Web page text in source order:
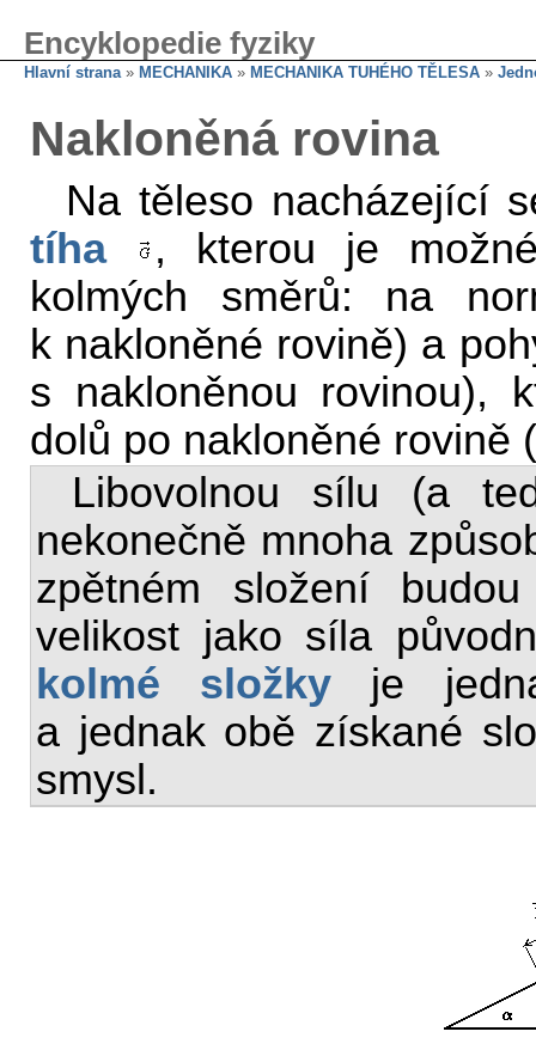
Encyklopedie fyziky
Hlavní strana» MECHANIKA » MECHANIKA TUHÉHO TĚLESA »
Nakloněná rovina
Na těleso nacházející
tíha
, kterou je
kolmých směrů: na
k nakloněné rovině) a
s nakloněnou rovinou),
dolů po nakloněné rovině
Libovolnou sílu (a
nekonečně mnoha
zpětném složení
velikost jako síla
kolmé složky je
a jednak obě získané
smysl.